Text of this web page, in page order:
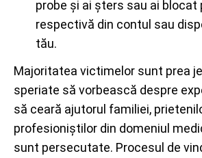
probe și ai șters sau ai blocat
respectivă din contul sau
tău.
Majoritatea victimelor sunt prea
speriate să vorbească despre
să ceară ajutorul familiei,
profesioniștilor din domeniul
sunt persecutate. Procesul de